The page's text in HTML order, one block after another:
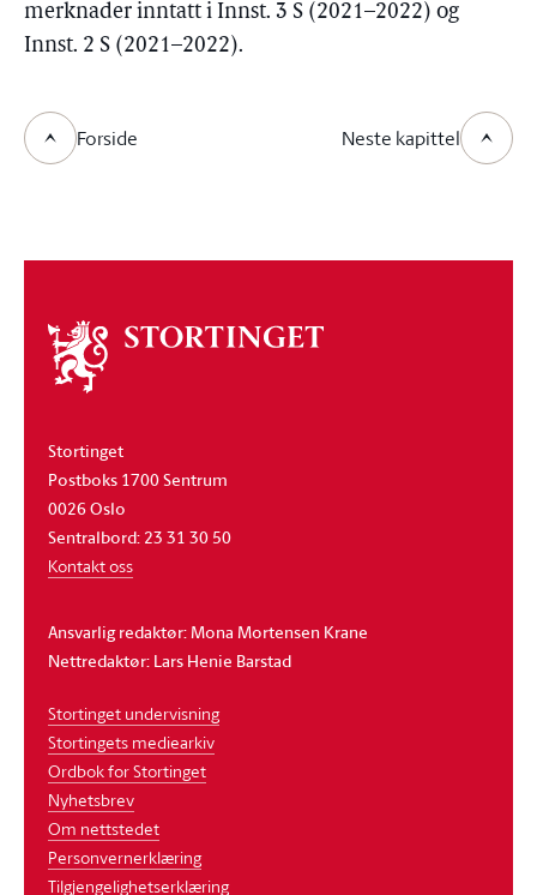
merknader inntatt i Innst. 3 S (2021–2022) og
Innst. 2 S (2021–2022).
Forside Neste kapittel
Om
stortinget
Stortinget
Postboks 1700 Sentrum
0026 Oslo
Sentralbord: 23 31 30 50
Kontakt oss
Ansvarlig redaktør: Mona Mortensen Krane
Nettredaktør: Lars Henie Barstad
Stortinget undervisning
Stortingets mediearkiv
Ordbok for Stortinget
Nyhetsbrev
Om nettstedet
Personvernerklæring
Tilgjengelighetserklæring